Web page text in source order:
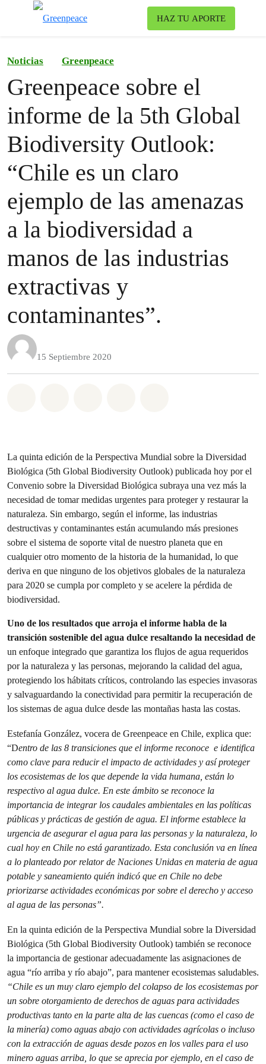
HAZ TU APORTE
Noticias Greenpeace
Greenpeace sobre el
informe de la 5th Global
Biodiversity Outlook:
“Chile es un claro
ejemplo de las amenazas
a la biodiversidad a
manos de las industrias
extractivas y
contaminantes”.
15 Septiembre 2020
La quinta edición de la Perspectiva Mundial sobre la Diversidad
Biológica (5th Global Biodiversity Outlook) publicada hoy por el
Convenio sobre la Diversidad Biológica subraya una vez más la
necesidad de tomar medidas urgentes para proteger y restaurar la
naturaleza. Sin embargo, según el informe, las industrias
destructivas y contaminantes están acumulando más presiones
sobre el sistema de soporte vital de nuestro planeta que en
cualquier otro momento de la historia de la humanidad, lo que
deriva en que ninguno de los objetivos globales de la naturaleza
para 2020 se cumpla por completo y se acelere la pérdida de
biodiversidad.
Uno de los resultados que arroja el informe habla de la
transición sostenible del agua dulce resaltando la necesidad de
un enfoque integrado que garantiza los flujos de agua requeridos
por la naturaleza y las personas, mejorando la calidad del agua,
protegiendo los hábitats críticos, controlando las especies invasoras
y salvaguardando la conectividad para permitir la recuperación de
los sistemas de agua dulce desde las montañas hasta las costas.
Estefanía González, vocera de Greenpeace en Chile, explica que:
“Dentro de las 8 transiciones que el informe reconoce e identifica
como clave para reducir el impacto de actividades y así proteger
los ecosistemas de los que depende la vida humana, están lo
respectivo al agua dulce. En este ámbito se reconoce la
importancia de integrar los caudales ambientales en las políticas
públicas y prácticas de gestión de agua. El informe establece la
urgencia de asegurar el agua para las personas y la naturaleza, lo
cual hoy en Chile no está garantizado. Esta conclusión va en línea
a lo planteado por relator de Naciones Unidas en materia de agua
potable y saneamiento quién indicó que en Chile no debe
priorizarse actividades económicas por sobre el derecho y acceso
al agua de las personas”.
En la quinta edición de la Perspectiva Mundial sobre la Diversidad
Biológica (5th Global Biodiversity Outlook) también se reconoce
la importancia de gestionar adecuadamente las asignaciones de
agua “río arriba y río abajo”, para mantener ecosistemas saludables.
“Chile es un muy claro ejemplo del colapso de los ecosistemas por
un sobre otorgamiento de derechos de aguas para actividades
productivas tanto en la parte alta de las cuencas (como el caso de
la minería) como aguas abajo con actividades agrícolas o incluso
con la extracción de aguas desde pozos en los valles para el uso
minero aguas arriba, lo que se aprecia por ejemplo, en el caso de